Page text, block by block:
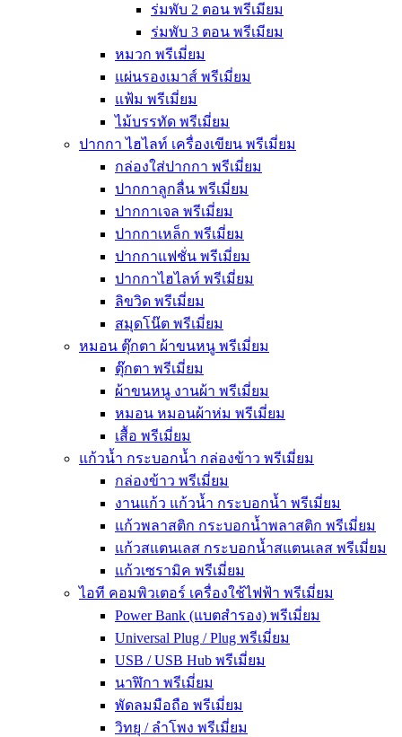
ร่มพับ 2 ตอน พรีเมียม
ร่มพับ 3 ตอน พรีเมียม
หมวก พรีเมี่ยม
แผ่นรองเมาส์ พรีเมี่ยม
แฟ้ม พรีเมี่ยม
ไม้บรรทัด พรีเมี่ยม
ปากกา ไฮไลท์ เครื่องเขียน พรีเมี่ยม
กล่องใส่ปากกา พรีเมี่ยม
ปากกาลูกลื่น พรีเมี่ยม
ปากกาเจล พรีเมี่ยม
ปากกาเหล็ก พรีเมี่ยม
ปากกาแฟชั่น พรีเมี่ยม
ปากกาไฮไลท์ พรีเมี่ยม
ลิขวิด พรีเมี่ยม
สมุดโน๊ต พรีเมี่ยม
หมอน ตุ๊กตา ผ้าขนหนู พรีเมี่ยม
ตุ๊กตา พรีเมี่ยม
ผ้าขนหนู งานผ้า พรีเมี่ยม
หมอน หมอนผ้าห่ม พรีเมี่ยม
เสื้อ พรีเมี่ยม
แก้วน้ำ กระบอกน้ำ กล่องข้าว พรีเมี่ยม
กล่องข้าว พรีเมี่ยม
งานแก้ว แก้วน้ำ กระบอกน้ำ พรีเมี่ยม
แก้วพลาสติก กระบอกน้ำพลาสติก พรีเมี่ยม
แก้วสแตนเลส กระบอกน้ำสแตนเลส พรีเมี่ยม
แก้วเซรามิค พรีเมี่ยม
ไอที คอมพิวเตอร์ เครื่องใช้ไฟฟ้า พรีเมี่ยม
Power Bank (แบตสำรอง) พรีเมี่ยม
Universal Plug / Plug พรีเมี่ยม
USB / USB Hub พรีเมี่ยม
นาฬิกา พรีเมี่ยม
พัดลมมือถือ พรีเมี่ยม
วิทยุ / ลำโพง พรีเมี่ยม